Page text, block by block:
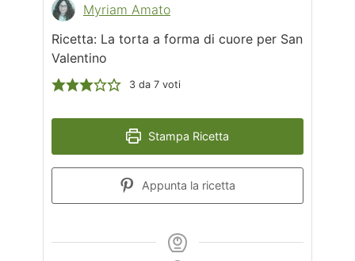
Myriam Amato
Ricetta: La torta a forma di cuore per San
Valentino
3da 7voti
Stampa Ricetta
Appunta la ricetta